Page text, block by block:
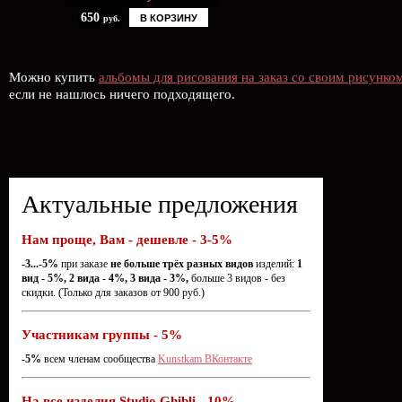
650 руб. В КОРЗИНУ
Можно купить альбомы для рисования на заказ со своим
если не нашлось ничего подходящего.
Актуальные предложения
Нам проще, Вам - дешевле - 3-5%
-3...-5% при заказе не больше трёх разных видов изделий: 1
вид - 5%, 2 вида - 4%, 3 вида - 3%, больше 3 видов - без
скидки. (Только для заказов от 900 руб.)
Участникам группы - 5%
-5% всем членам сообщества Kunstkam ВКонтакте